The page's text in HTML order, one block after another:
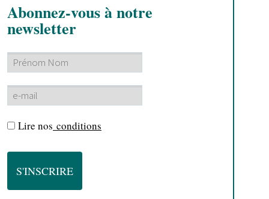
Abonnez-vous à notre
newsletter
Lire nos conditions